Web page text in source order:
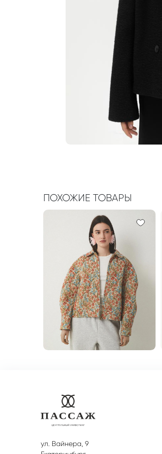
ПОХОЖИЕ ТОВАРЫ
ул. Вайнера, 9